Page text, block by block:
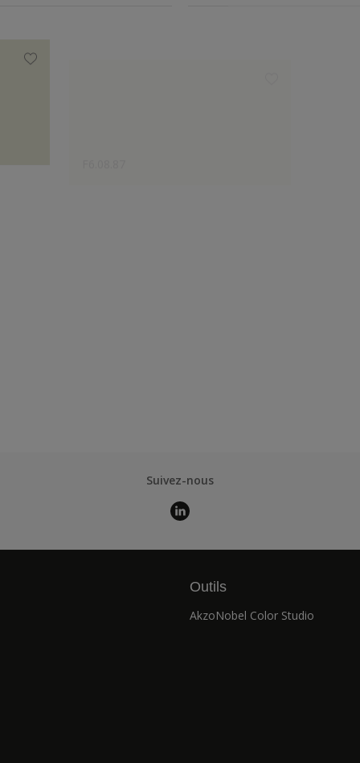
Suivez-nous
Outils
AkzoNobel Color Studio